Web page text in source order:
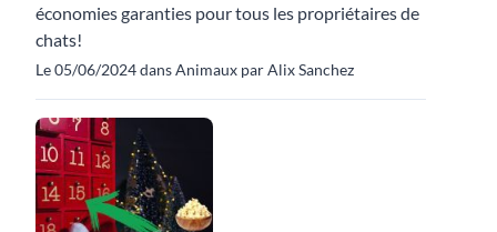
économies garanties pour tous les propriétaires de
chats!
Le 05/06/2024 dans Animaux par Alix Sanchez